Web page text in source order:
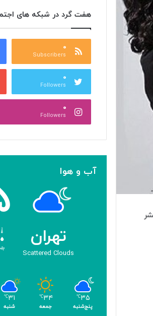
هفت گرد در شبکه های
۰
Subscribers
۰
Followers
۰
Followers
آب و هوا
تهران
Scattered Clouds
۳۵℃
پنج‌شنبه
۳۴℃
جمعه
۳۱℃
شنبه